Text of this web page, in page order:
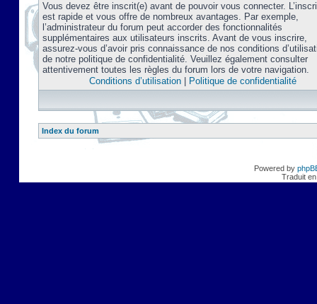
Vous devez être inscrit(e) avant de pouvoir vous connecter.
est rapide et vous offre de nombreux avantages. Par exemple,
l’administrateur du forum peut accorder des fonctionnalités
supplémentaires aux utilisateurs inscrits. Avant de vous inscrire,
assurez-vous d’avoir pris connaissance de nos conditions
de notre politique de confidentialité. Veuillez également consulter
attentivement toutes les règles du forum lors de votre navigation.
Conditions d’utilisation| Politique de confidentialité
Index du forum
Powered by
Traduit